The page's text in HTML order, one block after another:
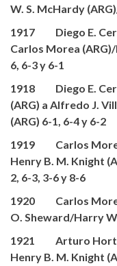
W. S. McHardy
1917 Diego E.
Carlos Morea
6, 6-3 y 6-1
1918 Diego E.
(ARG) a Alfredo J.
(ARG) 6-1, 6-4 y 6-2
1919 Carlos Morea
Henry B. M. Knight
2, 6-3, 3-6 y 8-6
1920 Carlos Morea
O. Sheward/Harry
1921 Arturo Hortal
Henry B. M. Knight